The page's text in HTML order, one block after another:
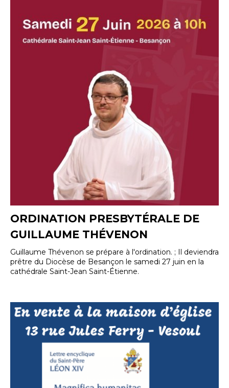
ORDINATION PRESBYTÉRALE DE
GUILLAUME THÉVENON
Guillaume Thévenon se prépare à l'ordination. ; Il deviendra
prêtre du Diocèse de Besançon le samedi 27 juin en la
cathédrale Saint-Jean Saint-Étienne.